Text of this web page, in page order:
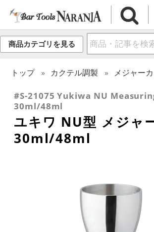
商品カテゴリを見る
トップ カクテル調製 メジャー
#S-21075 Yukiwa NU
30ml/48ml
ユキワ NU型 メジャ
30ml/48ml